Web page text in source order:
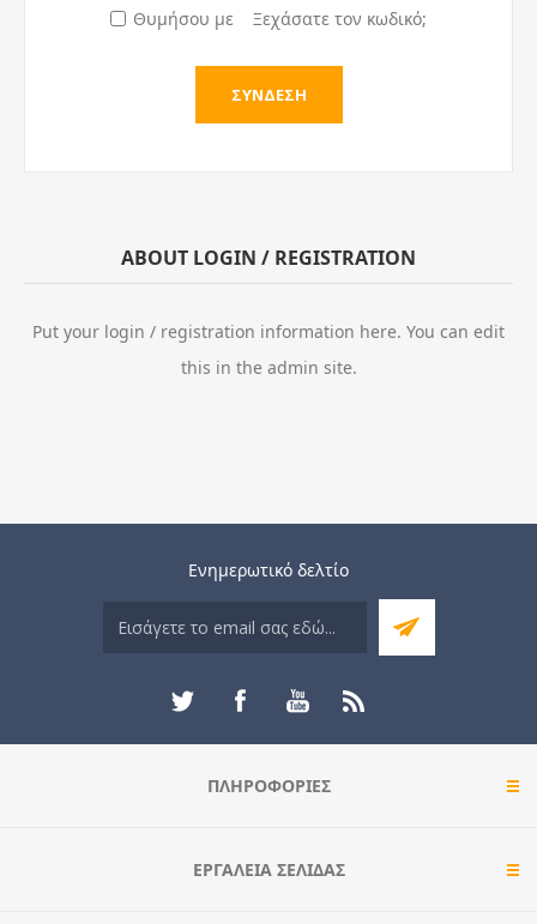
Θυμήσου με Ξεχάσατε τον κωδικό;
ABOUT LOGIN / REGISTRATION
Put your login / registration information here. You can edit
this in the admin site.
Ενημερωτικό δελτίο
ΠΛΗΡΟΦΟΡΊΕΣ
ΕΡΓΑΛΕΊΑ ΣΕΛΊΔΑΣ